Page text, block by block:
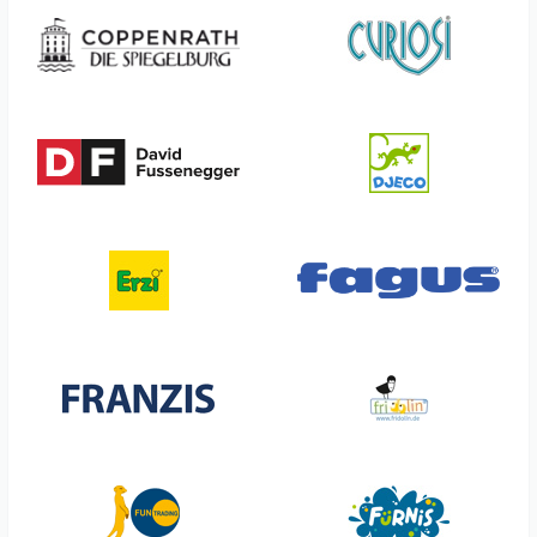
Corvus
Crocodile Creek
Grätz Verlag
Hans Raum
Invento
Little L. Conceptstore
Living Puppets
Magilano
Meffert's Best
Miss Sparrow